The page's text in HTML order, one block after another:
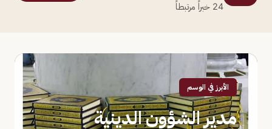
24 خبراً مرتبطاً
الأبرز في الوسم
مدير الشؤون الدينية